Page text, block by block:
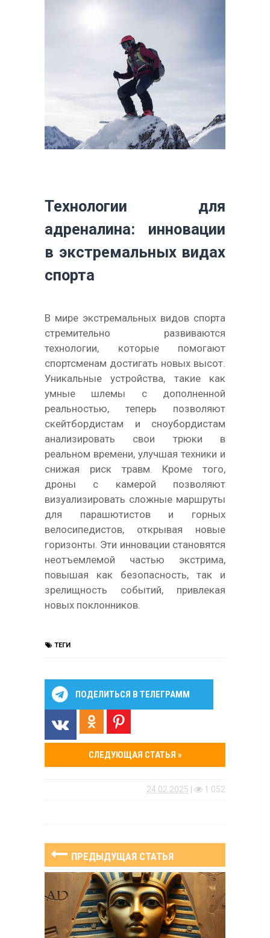
Технологии для
адреналина: инновации
в экстремальных видах
спорта
В мире экстремальных видов спорта
стремительно развиваются
технологии, которые помогают
спортсменам достигать новых высот.
Уникальные устройства, такие как
умные шлемы с дополненной
реальностью, теперь позволяют
скейтбордистам и сноубордистам
анализировать свои трюки в
реальном времени, улучшая техники и
снижая риск травм. Кроме того,
дроны с камерой позволяют
визуализировать сложные маршруты
для парашютистов и горных
велосипедистов, открывая новые
горизонты. Эти инновации становятся
неотъемлемой частью экстрима,
повышая как безопасность, так и
зрелищность событий, привлекая
новых поклонников.
ТЕГИ
ПОДЕЛИТЬСЯ В ТЕЛЕГРАММ
СЛЕДУЮЩАЯ СТАТЬЯ »
24.02.2025 1 052
ПРЕДЫДУЩАЯ СТАТЬЯ